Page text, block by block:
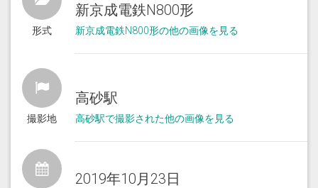
形式
新京成電鉄N800形
新京成電鉄N800形の他の画像を見る
撮影地
高砂駅
高砂駅で撮影された他の画像を見る
2019年10月23日